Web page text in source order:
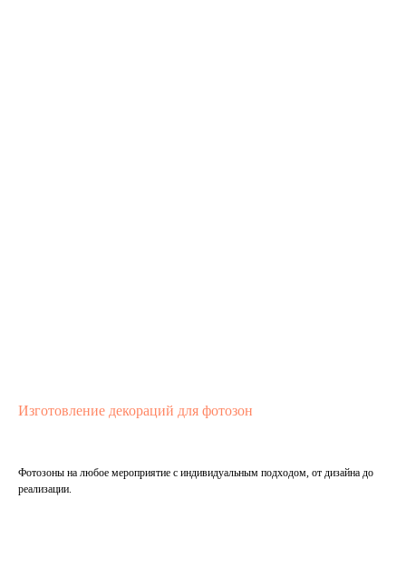
Изготовление декораций для фотозон
Фотозоны на любое мероприятие с индивидуальным подходом, от дизайна до
реализации.